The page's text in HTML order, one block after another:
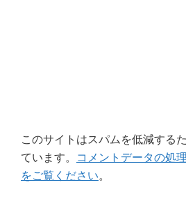
このサイトはスパムを低減する
ています。 コメントデータの処
をご覧ください。